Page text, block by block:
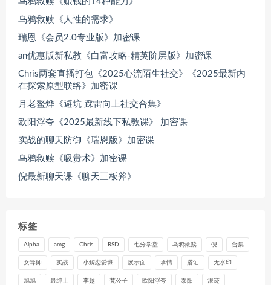
乌鸦救赎《人性的需求》
瑞恩《会员2.0专业版》加密课
an优惠版新私教《白富攻略-精英阶层版》加密课
Chris两套直播打包《2025心流陌生社交》《2025最新内
在探索原型联络》加密课
月老鳌烨《避坑 踩雷向上社交合集》
欧阳浮夸《2025最新线下私教课》 加密课
实战的聊天防御《瑞恩版》加密课
乌鸦救赎《吸贵术》加密课
倪最新聊天课《聊天三板斧》
标签
Alpha amg Chris RSD 七分学堂 乌鸦救赎 倪 合集
女导师 实战 小鲸恋爱班 展示面 承情 搭讪 无水印
旭旭 最绅士 李越 梵公子 欧阳浮夸 泰阳 浪迹